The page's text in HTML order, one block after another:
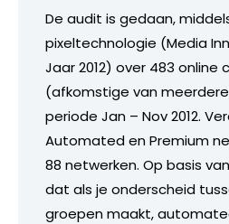
De audit is gedaan,
pixeltechnologie (Media
Jaar 2012) over 483 online
(afkomstige van
periode Jan – Nov 2012.
Automated en Premium
88 netwerken. Op basis
dat als je onderscheid
groepen maakt,